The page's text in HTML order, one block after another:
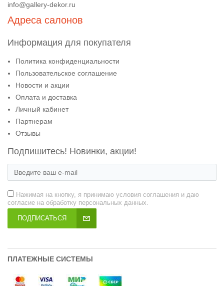
info@gallery-dekor.ru
Адреса салонов
Информация для покупателя
Политика конфиденциальности
Пользовательское соглашение
Новости и акции
Оплата и доставка
Личный кабинет
Партнерам
Отзывы
Подпишитесь! Новинки, акции!
Нажимая на кнопку, я принимаю условия соглашения и даю
согласие на обработку персональных данных.
ПОДПИСАТЬСЯ
ПЛАТЕЖНЫЕ СИСТЕМЫ